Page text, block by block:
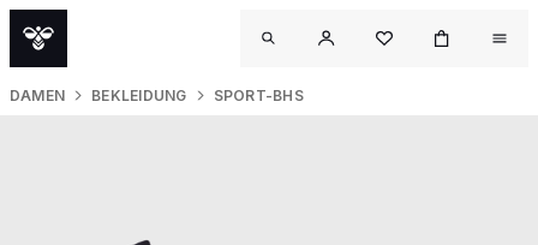
DAMEN BEKLEIDUNG SPORT-BHS